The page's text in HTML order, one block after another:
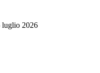
luglio 2026